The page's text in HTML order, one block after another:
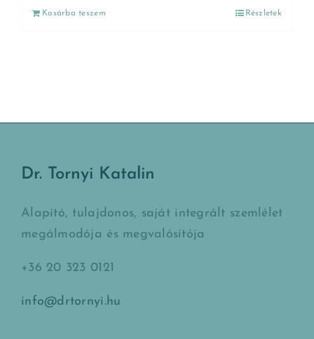
Kosárba teszem Részletek
Dr. Tornyi Katalin
Alapító, tulajdonos, saját integrált szemlélet
megálmodója és megvalósítója
+36 20 323 0121
info@drtornyi.hu